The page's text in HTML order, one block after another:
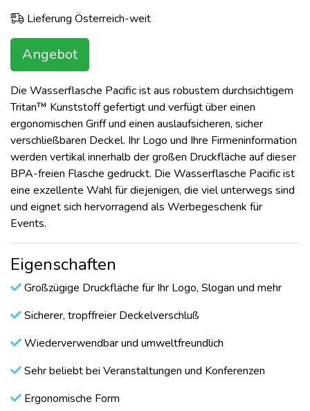
Lieferung Österreich-weit
Angebot
Die Wasserflasche Pacific ist aus robustem durchsichtigem
Tritan™ Kunststoff gefertigt und verfügt über einen
ergonomischen Griff und einen auslaufsicheren, sicher
verschließbaren Deckel. Ihr Logo und Ihre Firmeninformation
werden vertikal innerhalb der großen Druckfläche auf dieser
BPA-freien Flasche gedruckt. Die Wasserflasche Pacific ist
eine exzellente Wahl für diejenigen, die viel unterwegs sind
und eignet sich hervorragend als Werbegeschenk für
Events.
Eigenschaften
Großzügige Druckfläche für Ihr Logo, Slogan und mehr
Sicherer, tropffreier Deckelverschluß
Wiederverwendbar und umweltfreundlich
Sehr beliebt bei Veranstaltungen und Konferenzen
Ergonomische Form